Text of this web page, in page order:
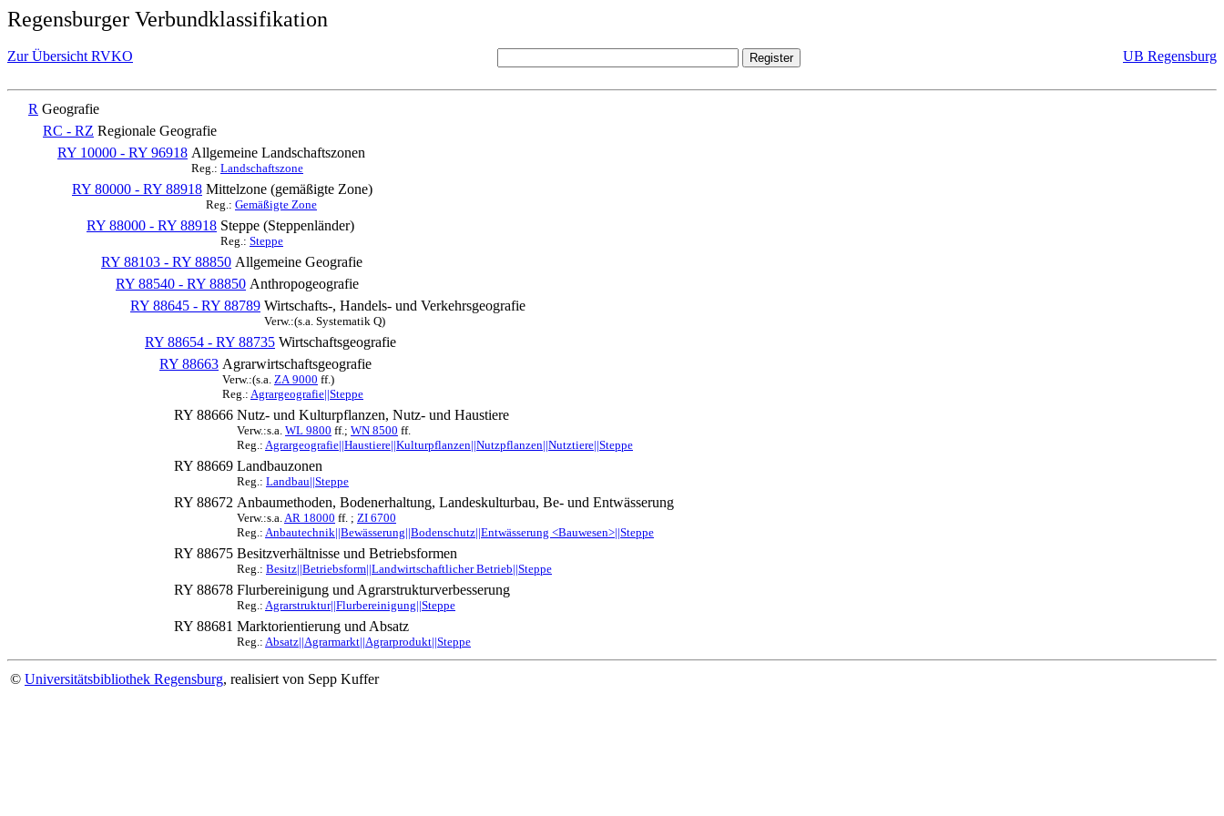
Regensburger Verbundklassifikation
Zur Übersicht RVKO UB Regensburg
R Geografie
RC - RZ Regionale Geografie
RY 10000 - RY 96918 Allgemeine Landschaftszonen
Reg.: Landschaftszone
RY 80000 - RY 88918 Mittelzone (gemäßigte Zone)
Reg.: Gemäßigte Zone
RY 88000 - RY 88918 Steppe (Steppenländer)
Reg.: Steppe
RY 88103 - RY 88850 Allgemeine Geografie
RY 88540 - RY 88850 Anthropogeografie
RY 88645 - RY 88789 Wirtschafts-, Handels- und Verkehrsgeografie
Verw.:(s.a. Systematik Q)
RY 88654 - RY 88735 Wirtschaftsgeografie
RY 88663 Agrarwirtschaftsgeografie
Verw.:(s.a. ZA 9000 ff.)
Reg.: Agrargeografie||Steppe
RY 88666 Nutz- und Kulturpflanzen, Nutz- und Haustiere
Verw.:s.a. WL 9800 ff.; WN 8500 ff.
Reg.: Agrargeografie||Haustiere||Kulturpflanzen||Nutzpflanzen||Nutztiere||Steppe
RY 88669 Landbauzonen
Reg.: Landbau||Steppe
RY 88672 Anbaumethoden, Bodenerhaltung, Landeskulturbau, Be- und Entwässerung
Verw.:s.a.AR 18000 ff. ; ZI 6700
Reg.: Anbautechnik||Bewässerung||Bodenschutz||Entwässerung <Bauwesen>||Steppe
RY 88675 Besitzverhältnisse und Betriebsformen
Reg.: Besitz||Betriebsform||Landwirtschaftlicher Betrieb||Steppe
RY 88678 Flurbereinigung und Agrarstrukturverbesserung
Reg.: Agrarstruktur||Flurbereinigung||Steppe
RY 88681 Marktorientierung und Absatz
Reg.: Absatz||Agrarmarkt||Agrarprodukt||Steppe
© Universitätsbibliothek Regensburg, realisiert von Sepp Kuffer